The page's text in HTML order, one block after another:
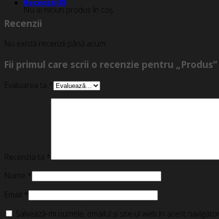
Nu ai niciun produs în coș.
Recenzii (0)
Recenzii
Nu există recenzii până acum.
Fii primul care scrii o recenzie pentru „Produs”
Evaluarea ta *
Recenzia ta *
Nume *
Email *
Salvează-mi numele, emailul și site-ul web în acest